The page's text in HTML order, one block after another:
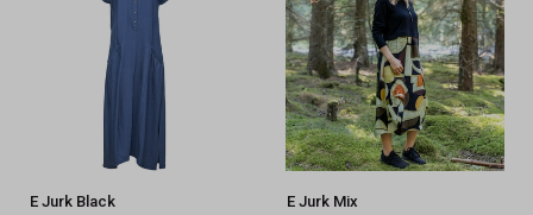
E Jurk Black E Jurk Mix